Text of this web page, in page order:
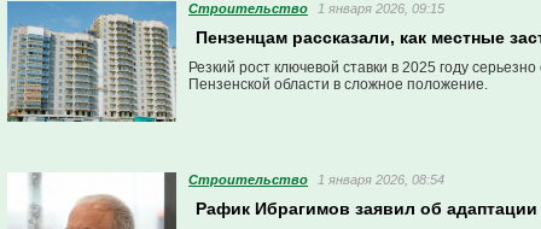
Строительство 1 января 2026, 09:15
Пензенцам рассказали, как местные
Резкий рост ключевой ставки в 2025 году
Пензенской области в сложное положение.
Строительство 1 января 2026, 08:54
Рафик Ибрагимов заявил об